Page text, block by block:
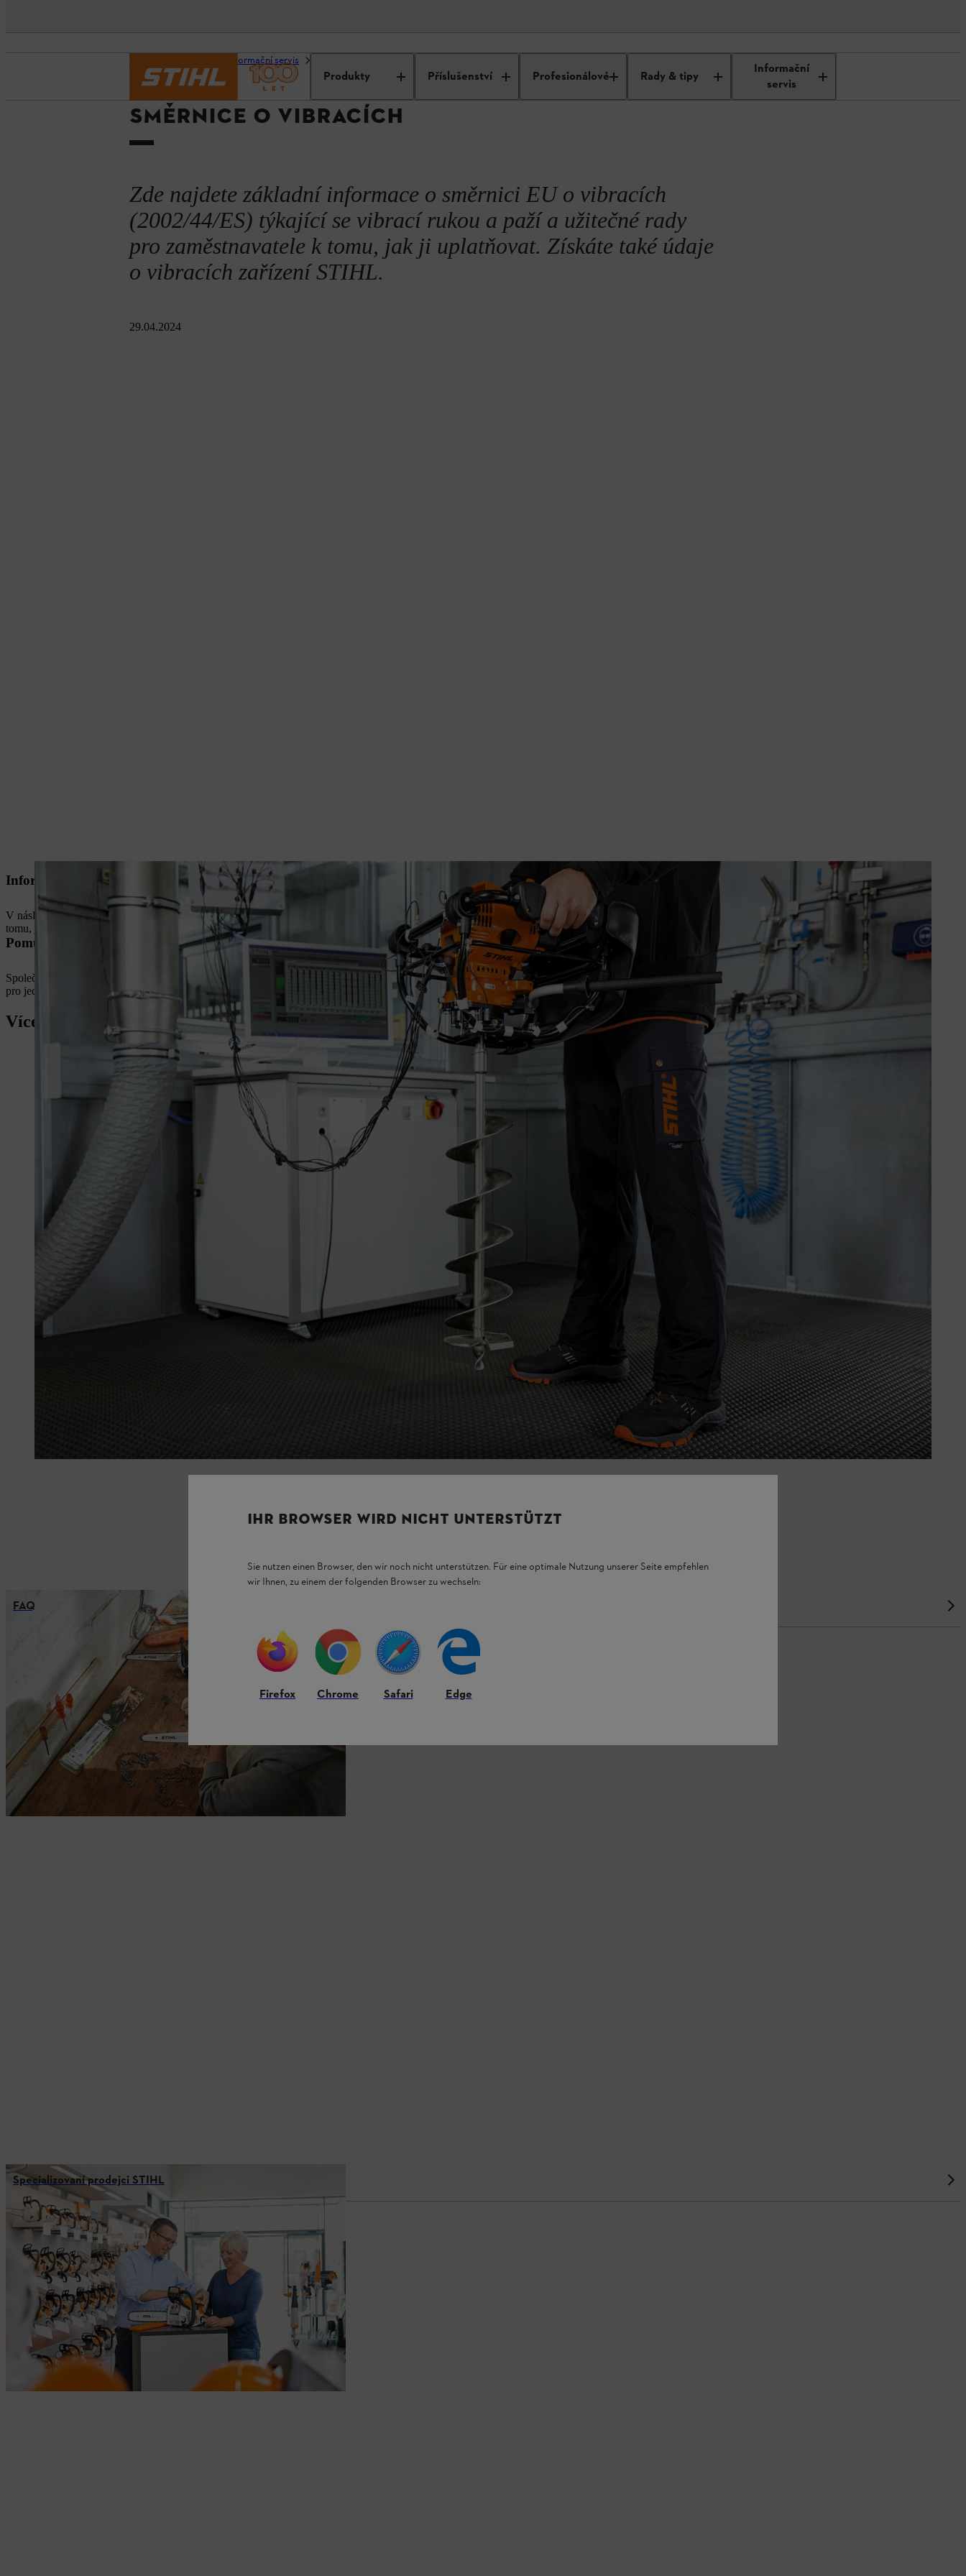
Produkty Příslušenství Profesionálové Rady & tipy
Informační
servis
Informační servis
SMĚRNICE O VIBRACÍCH
Zde najdete základní informace o směrnici EU o vibracích
(2002/44/ES) týkající se vibrací rukou a paží a užitečné rady
pro zaměstnavatele k tomu, jak ji uplatňovat. Získáte také údaje
o vibracích zařízení STIHL.
29.04.2024
Informace pro zaměstnavatele
V následujících dokumentech najdete základní informace o směrnici EU o vibracích (2002/44/ES) týkající se vibrací rukou a paží a také užitečné rady pro zaměstnavatele k
tomu, jak ji uplatňovat.
Pomůcka pro výpočet denní zátěže vibracemi
Společnost STIHL vám na této stránce nabízí pomůcku pro výpočet ke stanovení přípustné pracovní doby za pracovní den, ke stanovení denního zatížení vibracemi, případně
pro jednotlivé nástroje nebo několik souběžně používaných nástrojů.
Více informací o službách STIHL
FAQ
Specializovaní prodejci STIHL
IHR BROWSER WIRD NICHT UNTERSTÜTZT
Sie nutzen einen Browser, den wir noch nicht unterstützen. Für eine optimale Nutzung unserer Seite empfehlen
wir Ihnen, zu einem der folgenden Browser zu wechseln:
Firefox Chrome Safari Edge